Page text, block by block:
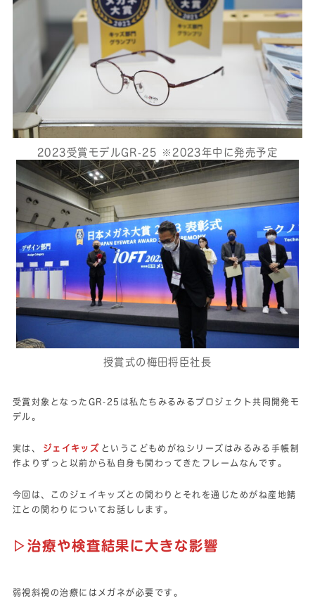
2023受賞モデルGR‐25 ※2023年中に発売予定
授賞式の梅田将臣社長
受賞対象となったGR‐25は私たちみるみるプロジェクト共同開発モ
デル。
実は、 ジェイキッズ というこどもめがねシリーズはみるみる手帳制
作よりずっと以前から私自身も関わってきたフレームなんです。
今回は、このジェイキッズとの関わりとそれを通じためがね産地鯖
江との関わりについてお話しします。
▷治療や検査結果に大きな影響
弱視斜視の治療にはメガネが必要です。